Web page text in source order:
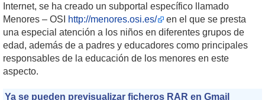
Internet, se ha creado un subportal específico llamado
Menores – OSI
http://menores.osi.es/
en el que se presta
una especial atención a los niños en diferentes grupos de
edad, además de a padres y educadores como principales
responsables de la educación de los menores en este
aspecto.
Ya se pueden previsualizar ficheros RAR en Gmail